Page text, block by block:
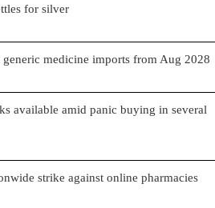
for silver
medicine imports from Aug 2028
available amid panic buying in several
strike against online pharmacies